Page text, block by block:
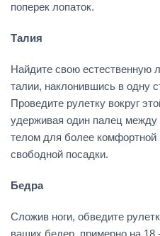
поперек лопаток.
Талия
Найдите свою естественную
талии, наклонившись в одну
Проведите рулетку вокруг
удерживая один палец между
телом для более комфортной
свободной посадки.
Бедра
Сложив ноги, обведите
ваших бедер, примерно на 18